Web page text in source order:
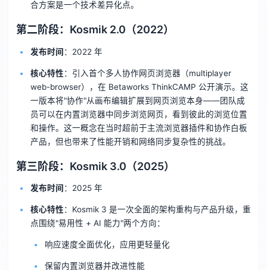
合方案是一个技术差异化点。
第二阶段：Kosmik 2.0（2022）
发布时间 ：2022 年
核心特性：引入首个多人协作网页浏览器（multiplayer
web-browser），在 Betaworks ThinkCAMP 公开演示。这
一版本将"协作"从画布编辑扩展到网页浏览本身——团队成
员可以在内置浏览器中同步浏览网页，看到彼此的浏览位置
和操作。这一概念在当时超前于主流浏览器插件和协作白板
产品，但也带来了性能开销和网络同步复杂性的挑战。
第三阶段：Kosmik 3.0（2025）
发布时间 ：2025 年
核心特性：Kosmik 3 是一次全面的架构重构与产品升级，重
点围绕"易用性 + AI 能力"两个方向：
响应速度全面优化，应用更轻量化
保留内置浏览器并改进性能